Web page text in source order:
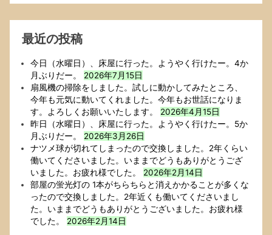
最近の投稿
今日（水曜日）、床屋に行った。ようやく行けたー。4か
月ぶりだー。
2026年7月15日
扇風機の掃除をしました。試しに動かしてみたところ、
今年も元気に動いてくれました。今年もお世話になりま
す。よろしくお願いいたします。
2026年4月15日
昨日（水曜日）、床屋に行った。ようやく行けたー。5か
月ぶりだー。
2026年3月26日
ナツメ球が切れてしまったので交換しました。2年くらい
働いてくださいました。いままでどうもありがとうござ
いました。お疲れ様でした。
2026年2月14日
部屋の蛍光灯の 1本がちらちらと消えかかることが多くな
ったので交換しました。2年近くも働いてくださいまし
た。いままでどうもありがとうございました。お疲れ様
でした。
2026年2月14日